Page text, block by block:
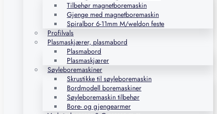
Tilbehør magnetboremaskin
Gjenge med magnetboremaskin
Spiralbor 6-11mm M/weldon feste
Profilvals
Plasmaskjærer, plasmabord
Plasmabord
Plasmaskjærer
Søyleboremaskiner
Skrustikke til søyleboremaskin
Bordmodell boremaskiner
Søyleboremaskin tilbehør
Bore- og gjengearmer